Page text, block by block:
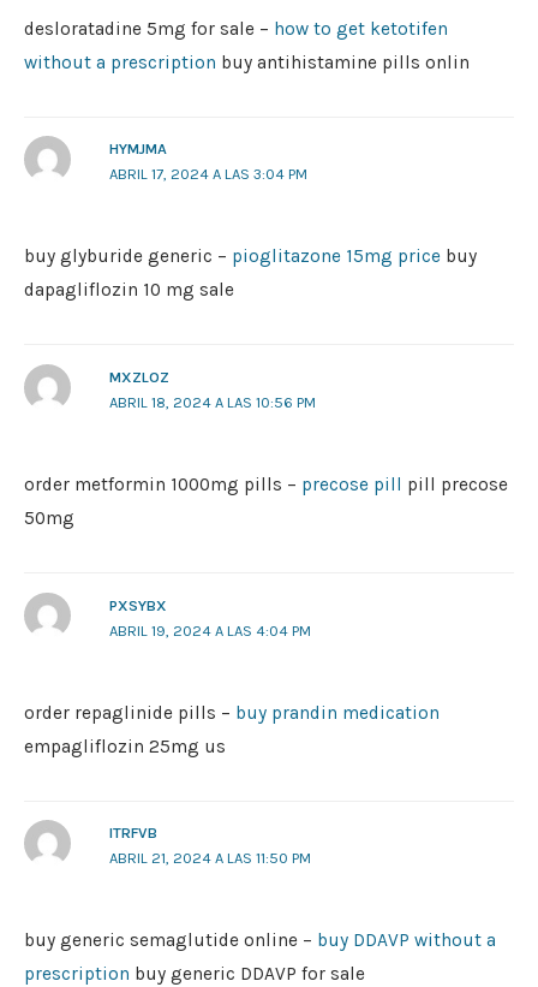
desloratadine 5mg for sale – how to get ketotifen
without a prescription buy antihistamine pills onlin
HYMJMA
ABRIL 17, 2024 A LAS 3:04 PM
buy glyburide generic – pioglitazone 15mg price buy
dapagliflozin 10 mg sale
MXZLOZ
ABRIL 18, 2024 A LAS 10:56 PM
order metformin 1000mg pills – precose pill pill precose
50mg
PXSYBX
ABRIL 19, 2024 A LAS 4:04 PM
order repaglinide pills – buy prandin medication
empagliflozin 25mg us
ITRFVB
ABRIL 21, 2024 A LAS 11:50 PM
buy generic semaglutide online – buy DDAVP without a
prescription buy generic DDAVP for sale